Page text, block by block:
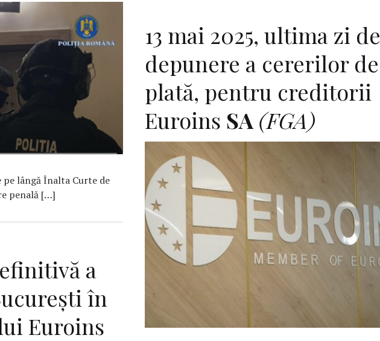
lângă Înalta Curte de
penală […]
13 mai 2025, ultima zi de
depunere a cererilor de
plată, pentru creditorii
Euroins SA (FGA)
F
a
în
Euroins